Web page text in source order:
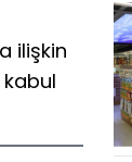
ilişkin